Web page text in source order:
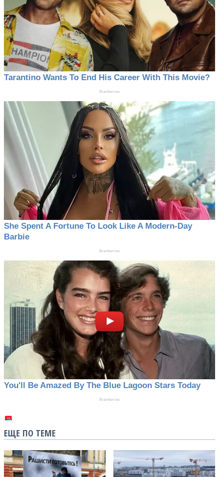
ЕЩЕ ПО ТЕМЕ